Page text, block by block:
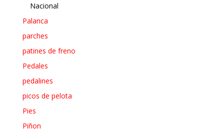
Nacional
Palanca
parches
patines de freno
Pedales
pedalines
picos de pelota
Pies
Piñon